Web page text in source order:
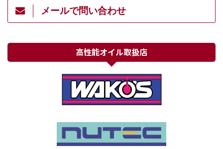
メールで問い合わせ
高性能オイル取扱店